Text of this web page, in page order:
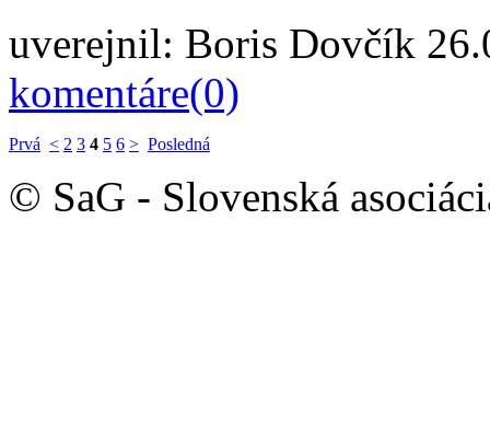
uverejnil: Boris Dovčík
komentáre(0)
Prvá < 2 3 4 5 6 > Posledná
© SaG - Slovenská